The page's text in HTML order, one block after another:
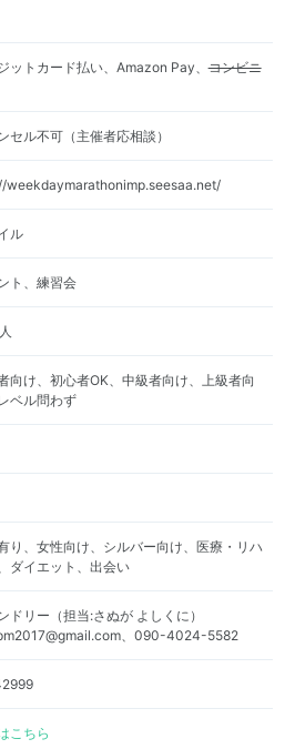
ットカード払い、Amazon Pay、コンビニ
セル不可（主催者応相談）
weekdaymarathonimp.seesaa.net/
ル
ト、練習会
向け、初心者OK、中級者向け、上級者向
ベル問わず
り、女性向け、シルバー向け、医療・リハ
ダイエット、出会い
ドリー（担当:さぬが よしくに）
、090-4024-5582
こちら